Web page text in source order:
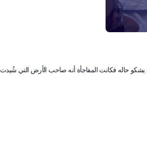
يشكو حاله فكانت المفاجأة أنه صاحب الأرض التي شُيدت